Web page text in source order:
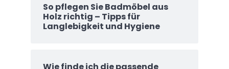
So pflegen Sie Badmöbel aus
Holz richtig – Tipps für
Langlebigkeit und Hygiene
Wie finde ich die passende